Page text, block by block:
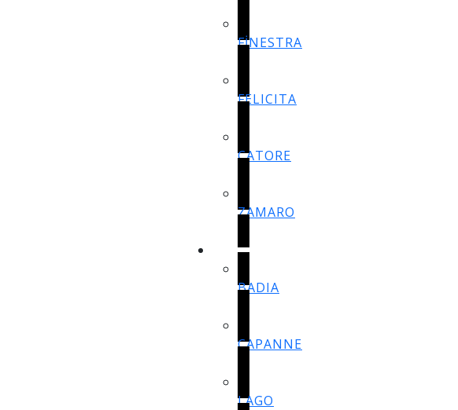
FİNESTRA
FELICITA
CATORE
ZAMARO
YATAK ODASI
BADIA
CAPANNE
LAGO